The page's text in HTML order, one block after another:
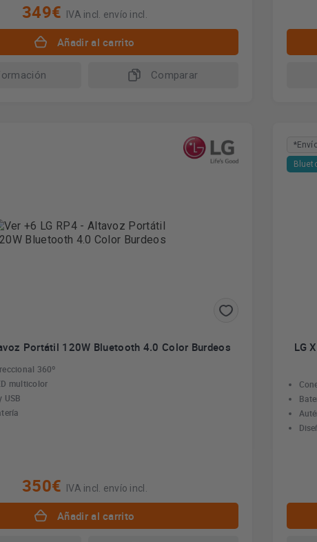
349€ IVA incl. envío incl.
Añadir al carrito
Comparar
Portátil 120W Bluetooth 4.0 Color Burdeos
360º
multicolor
USB
350€ IVA incl. envío incl.
Añadir al carrito
LG